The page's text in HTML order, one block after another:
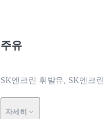
주유
SK엔크린 휘발유, SK엔크
자세히